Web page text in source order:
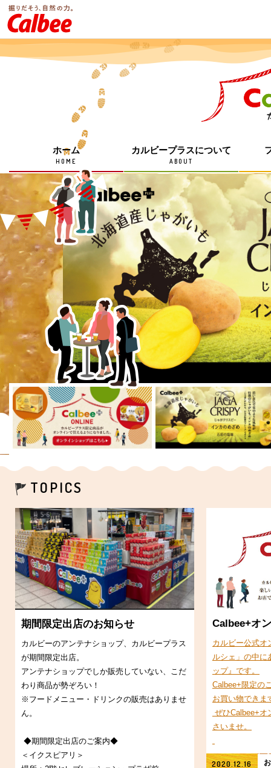
ホーム
HOME
カルビープラスについて
ABOUT
TOPICS
期間限定出店のお知らせ
カルビーのアンテナショップ、カルビープラス
が期間限定出店。
アンテナショップでしか販売していない、こだ
わり商品が勢ぞろい！
※フードメニュー・ドリンクの販売はありませ
ん。
◆期間限定出店のご案内◆
＜イクスピアリ＞
Calbee+オ
カルビー公式オ
ルシェ」の中に
ップ』です。
Calbee+限定の
お買い物できま
ぜひCalbee+オ
さいませ。
2020.12.16